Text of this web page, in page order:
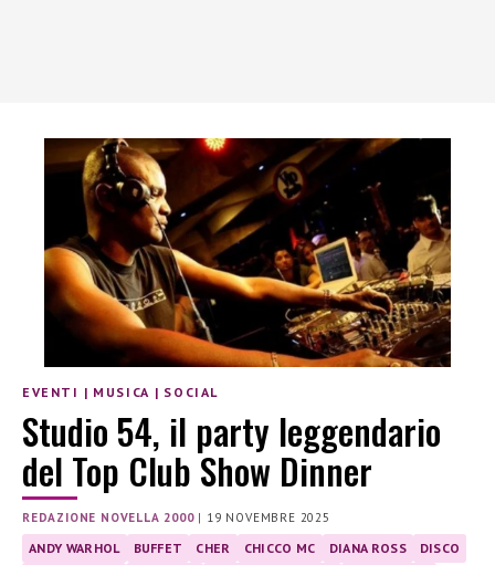
EVENTI | MUSICA | SOCIAL
Studio 54, il party leggendario
del Top Club Show Dinner
REDAZIONE NOVELLA 2000| 19 NOVEMBRE 2025
ANDY WARHOL BUFFET CHER CHICCO MC DIANA ROSS
DISCO